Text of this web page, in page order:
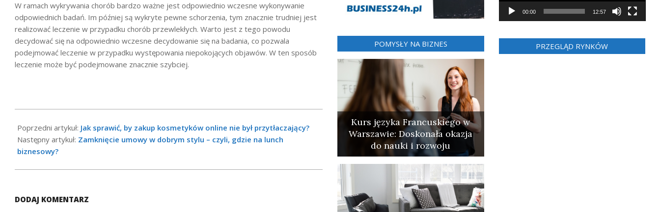
W ramach wykrywania chorób bardzo ważne jest odpowiednio wczesne wykonywanie
odpowiednich badań. Im później są wykryte pewne schorzenia, tym znacznie trudniej jest
realizować leczenie w przypadku chorób przewlekłych. Warto jest z tego powodu
decydować się na odpowiednio wczesne decydowanie się na badania, co pozwala
podejmować leczenie w przypadku występowania niepokojących objawów. W ten sposób
leczenie może być podejmowane znacznie szybciej.
07-
22
Poprzedni artykuł: Jak sprawić, by zakup kosmetyków online nie był przytłaczający?
Następny artykuł: Zamknięcie umowy w dobrym stylu – czyli, gdzie na lunch
biznesowy?
DODAJ KOMENTARZ
POMYSŁY NA BIZNES
Kurs języka Francuskiego w
Warszawie: Doskonała okazja
do nauki i rozwoju
00:00 12:57
PRZEGLĄD RYNKÓW